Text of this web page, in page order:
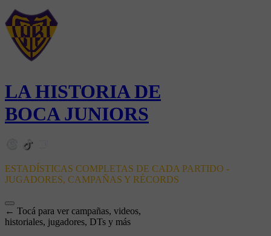
LA HISTORIA DE
BOCA JUNIORS
ESTADÍSTICAS COMPLETAS DE CADA PARTIDO -
JUGADORES, CAMPAÑAS Y RÉCORDS
← Tocá para ver campañas, videos,
historiales, jugadores, DTs y más